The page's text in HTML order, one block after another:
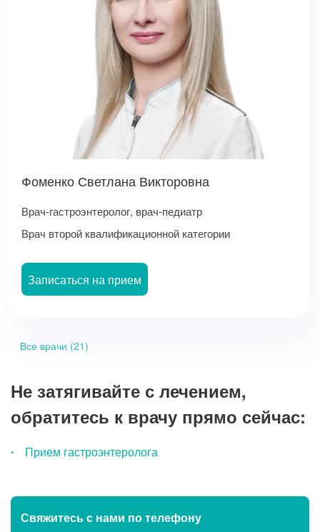
Фоменко Светлана Викторовна
Врач-гастроэнтеролог, врач-педиатр
Врач второй квалификационной категории
Записаться на прием
Все врачи (21)
Не затягивайте с лечением,
обратитесь к врачу прямо сейчас:
Прием гастроэнтеролога
Свяжитесь с нами по телефону